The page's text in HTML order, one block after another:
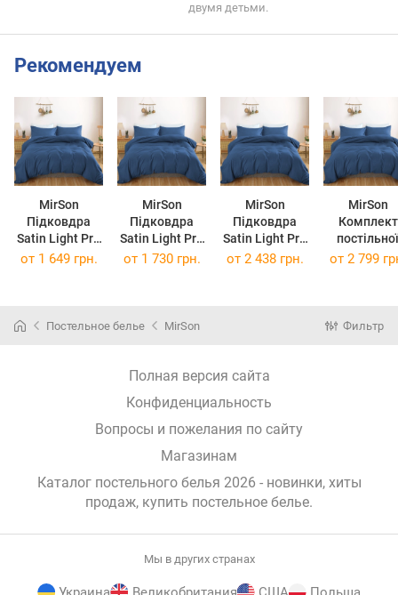
двумя детьми.
Рекомендуем
MirSon
Підковдра
Satin Light Pro
10-011 Dark
MirSon
Підковдра
Satin Light Pro
10-011 Dark
MirSon
Підковдра
Satin Light Pro
10-011 Dark
MirSon
Комплект
постільної
білизни Satin
от 1 649 грн. от 1 730 грн. от 2 438 грн. от 2 799
Постельное белье MirSon Фильтр
Полная версия сайта
Конфиденциальность
Вопросы и пожелания по сайту
Магазинам
Каталог постельного белья 2026 - новинки, хиты
продаж, купить постельное белье.
Мы в других странах